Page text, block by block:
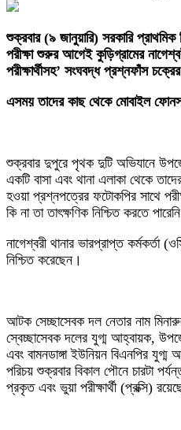
শুক্রবার (৯ জানুয়ারি) সরকারি প্রাথমিক
পরীক্ষা শুরুর আগেই কুড়িগ্রামের
পরীক্ষার্থীসহ’ সংঘবদ্ধ প্রশ্নফাঁস
এসময় তাদের কাছ থেকে মোবাইল
‎শুক্রবার দুপুরে পৃথক দুটি অভিযানে
একটি বাসা এবং থানা এলাকা থেকে
হওয়া প্রশ্নপত্রের ফটোকপির সাথে
কি না তা তাৎক্ষণিক নিশ্চিত করতে
‎নাগেশ্বরী থানার ভারপ্রাপ্ত কর্মকর্তা
নিশ্চিত করেছেন।
‎আটক সেচ্ছাসেবক দল নেতার নাম
স্বেচ্ছাসেবক দলের যুগ্ম আহ্বায়ক,
এবং বামনডাঙ্গা ইউনিয়ন বিএনপির যুগ্ম
পরিচয় শুক্রবার বিকাল পৌনে চারটা
প্রকৃত এবং ভুয়া পরীক্ষার্থী (প্রক্সি)